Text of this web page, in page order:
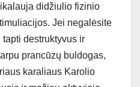
didžiulio fizinio
Jei negalėsite
destruktyvus ir
prancūzų buldogas,
karaliaus Karolio